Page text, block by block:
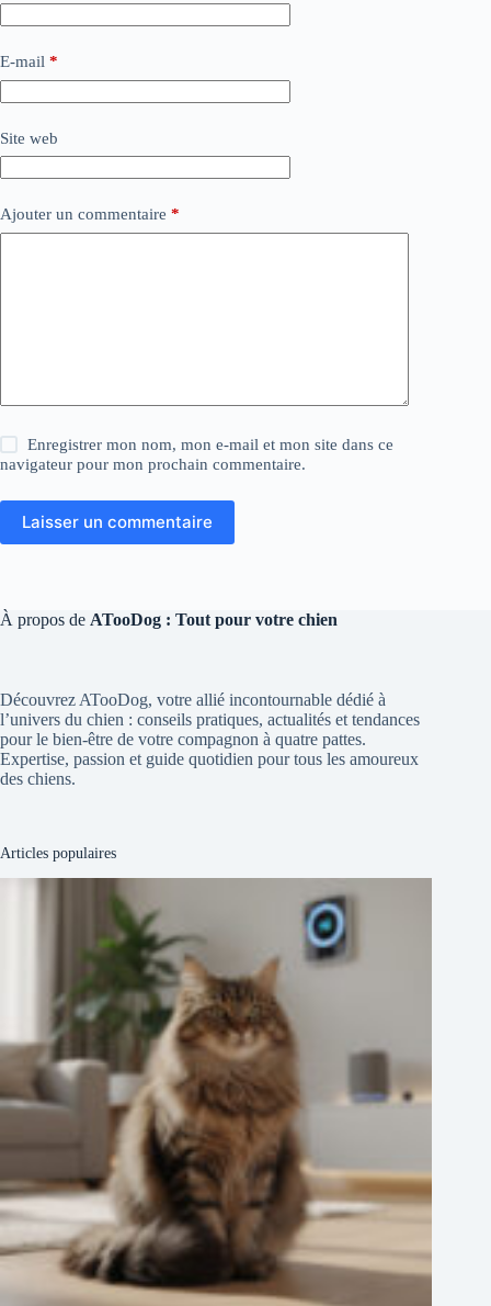
E-mail *
Site web
Ajouter un commentaire *
Enregistrer mon nom, mon e-mail et mon site dans ce
navigateur pour mon prochain commentaire.
Laisser un commentaire
À propos de ATooDog : Tout pour votre chien
Découvrez ATooDog, votre allié incontournable dédié à
l’univers du chien : conseils pratiques, actualités et tendances
pour le bien-être de votre compagnon à quatre pattes.
Expertise, passion et guide quotidien pour tous les amoureux
des chiens.
Articles populaires